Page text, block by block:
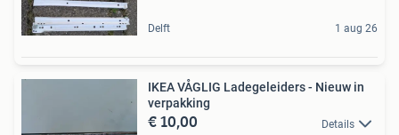
Delft 1 aug 26
IKEA VÅGLIG Ladegeleiders - Nieuw in
verpakking
€ 10,00 Details